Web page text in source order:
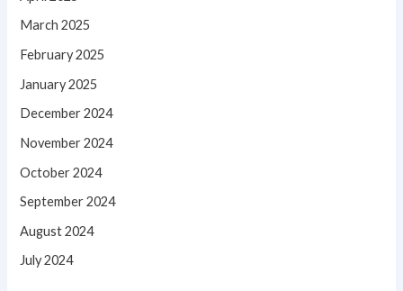
March 2025
February 2025
January 2025
December 2024
November 2024
October 2024
September 2024
August 2024
July 2024